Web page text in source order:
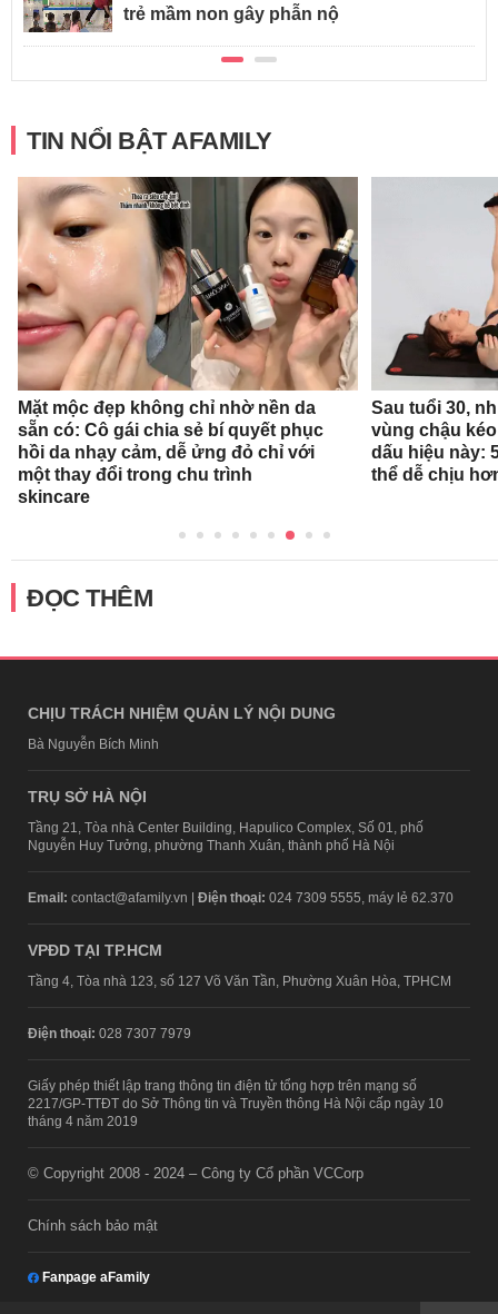
trẻ mầm non gây phẫn nộ
TIN NỔI BẬT AFAMILY
Mặt mộc đẹp không chỉ nhờ nền da
sẵn có: Cô gái chia sẻ bí quyết phục
hồi da nhạy cảm, dễ ửng đỏ chỉ với
một thay đổi trong chu trình
skincare
Sau tuổi 30,
vùng chậu
dấu hiệu này:
thể dễ chịu
ĐỌC THÊM
CHỊU TRÁCH NHIỆM QUẢN LÝ NỘI DUNG
Bà Nguyễn Bích Minh
TRỤ SỞ HÀ NỘI
Tầng 21, Tòa nhà Center Building, Hapulico Complex, Số 01, phố
Nguyễn Huy Tưởng, phường Thanh Xuân, thành phố Hà Nội
Email: contact@afamily.vn | Điện thoại: 024 7309 5555, máy lẻ 62.370
VPĐD TẠI TP.HCM
Tầng 4, Tòa nhà 123, số 127 Võ Văn Tần, Phường Xuân Hòa, TPHCM
Điện thoại: 028 7307 7979
Giấy phép thiết lập trang thông tin điện tử tổng hợp trên mạng số
2217/GP-TTĐT do Sở Thông tin và Truyền thông Hà Nội cấp ngày 10
tháng 4 năm 2019
© Copyright 2008 - 2024 – Công ty Cổ phần VCCorp
Chính sách bảo mật
Fanpage aFamily